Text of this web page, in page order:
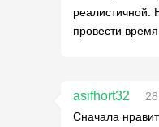
реалистичной.
провести
asifhort32
Сначала